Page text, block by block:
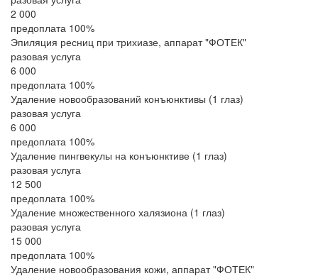
2 000
предоплата 100%
Эпиляция ресниц при трихиазе, аппарат "ФОТЕК"
разовая услуга
6 000
предоплата 100%
Удаление новообразований конъюнктивы (1 глаз)
разовая услуга
6 000
предоплата 100%
Удаление пингвекулы на конъюнктиве (1 глаз)
разовая услуга
12 500
предоплата 100%
Удаление множественного халязиона (1 глаз)
разовая услуга
15 000
предоплата 100%
Удаление новообразования кожи, аппарат "ФОТЕК"